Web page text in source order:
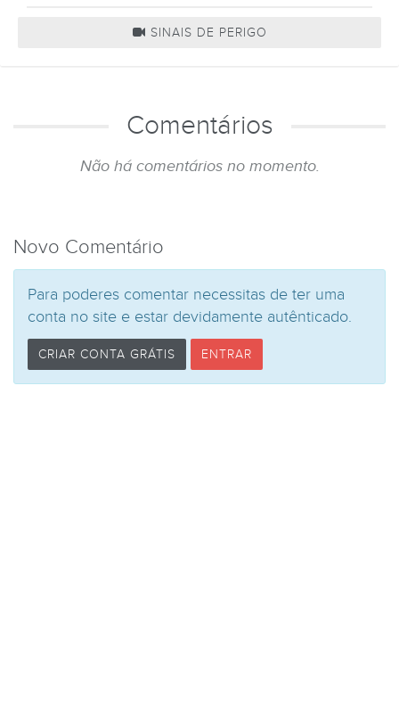
SINAIS DE PERIGO
Comentários
Não há comentários no momento.
Novo Comentário
Para poderes comentar necessitas de ter uma
conta no site e estar devidamente autênticado.
CRIAR CONTA GRÁTIS ENTRAR